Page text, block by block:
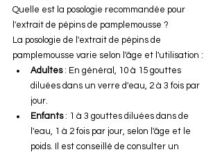
Quelle est la posologie recommandée pour
l'extrait de pépins de pamplemousse ?
La posologie de l'extrait de pépins de
pamplemousse varie selon l'âge et l'utilisation :
Adultes : En général, 10 à 15 gouttes
diluées dans un verre d'eau, 2 à 3 fois par
jour.
Enfants : 1 à 3 gouttes diluées dans de
l'eau, 1 à 2 fois par jour, selon l'âge et le
poids. Il est conseillé de consulter un